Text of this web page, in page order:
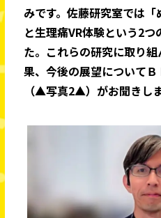
みです。佐藤研究室では
と生理痛VR体験という2
た。これらの研究に取り
果、今後の展望について
（▲写真2▲）がお聞きし